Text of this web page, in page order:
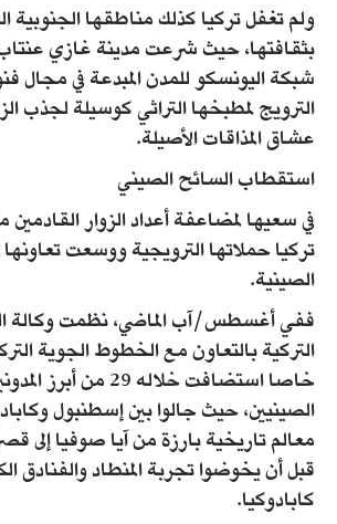
ولم تغفل تركيا كذلك مناطقها الجنوبية
بثقافتها، حيث شرعت مدينة غازي
شبكة اليونسكو للمدن المبدعة في مجال
الترويج لمطبخها التراثي كوسيلة لجذب
عشاق المذاقات الأصيلة.
استقطاب السائح الصيني
في سعيها لمضاعفة أعداد الزوار
تركيا حملاتها الترويجية ووسعت
الصينية.
ففي أغسطس/آب الماضي، نظمت وكالة
التركية بالتعاون مع الخطوط الجوية
خاصا استضافت خلاله 29 من
الصينيين، حيث جالوا بين إسطنبول
معالم تاريخية بارزة من آيا صوفيا إلى
قبل أن يخوضوا تجربة المنطاد والفنادق
كابادوكيا.